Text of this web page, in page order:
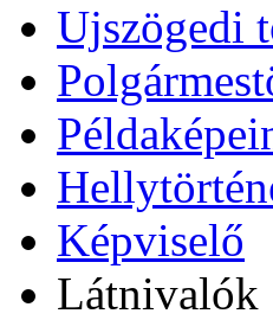
Ujszögedi
Képviselő
Látnivalók